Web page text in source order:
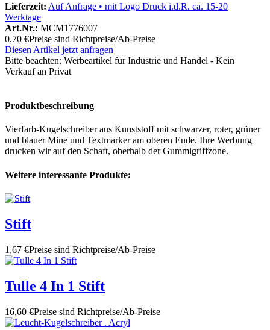
Lieferzeit: Auf Anfrage • mit Logo Druck i.d.R. ca. 15-20
Werktage
Art.Nr.: MCM1776007
0,70 €Preise sind Richtpreise/Ab-Preise
Diesen Artikel jetzt anfragen
Bitte beachten: Werbeartikel für Industrie und Handel - Kein
Verkauf an Privat
Produktbeschreibung
Vierfarb-Kugelschreiber aus Kunststoff mit schwarzer, roter, grüner
und blauer Mine und Textmarker am oberen Ende. Ihre Werbung
drucken wir auf den Schaft, oberhalb der Gummigriffzone.
Weitere interessante Produkte:
Stift
1,67 €Preise sind Richtpreise/Ab-Preise
Tulle 4 In 1 Stift
16,60 €Preise sind Richtpreise/Ab-Preise